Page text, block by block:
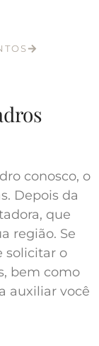
conosco, o
Depois da
que
região. Se
solicitar o
bem como
auxiliar você